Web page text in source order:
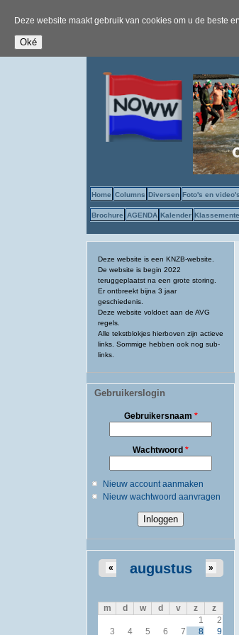
Deze website maakt gebruik van cookies om u de beste
Home Columns Diversen Foto's en video's
Brochure AGENDA Kalender
Deze website is een KNZB-website.
De website is begin 2022
teruggeplaatst na een grote storing.
Er ontbreekt bijna 3 jaar
geschiedenis.
Deze website voldoet aan de AVG
regels.
Alle tekstblokjes hierboven zijn actieve
links. Sommige hebben ook nog sub-
links.
Gebruikerslogin
Gebruikersnaam *
Wachtwoord *
Nieuw account aanmaken
Nieuw wachtwoord aanvragen
augustus
« »
m d w d v z
z
1
2
3
4 5 6 7 8
9